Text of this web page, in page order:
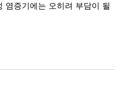
염증기에는 오히려 부담이 될